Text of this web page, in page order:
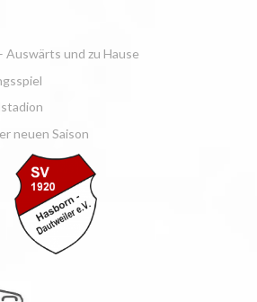
Auswärts und zu Hause
neuen Saison